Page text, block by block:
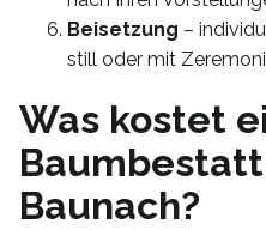
Beisetzung –
still oder mit
Was kostet
Baunach?